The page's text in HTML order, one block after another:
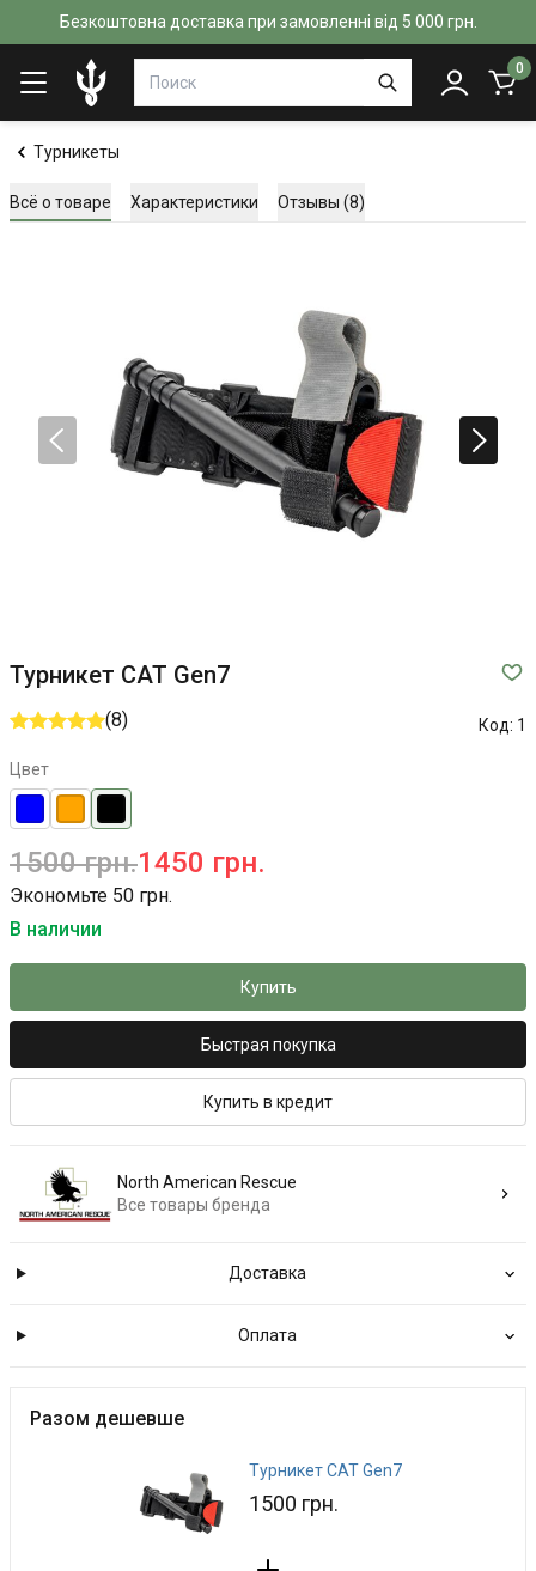
Безкоштовна доставка при замовленні від 5 000 грн.
0
Турникеты
Всё о товаре Характеристики Отзывы (8)
Турникет CAT Gen7
(8) Код: 1
Цвет
1500 грн.1450 грн.
Экономьте 50 грн.
В наличии
Купить
Быстрая покупка
Купить в кредит
North American Rescue
Все товары бренда
Доставка
Оплата
Разом дешевше
Турникет CAT Gen7
1500 грн.